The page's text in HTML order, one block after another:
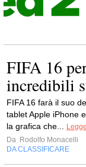
FIFA 16
incredibili
FIFA 16 farà il suo
tablet Apple iPhone
la grafica che...
Da Rodolfo Monacelli
DA CLASSIFICARE